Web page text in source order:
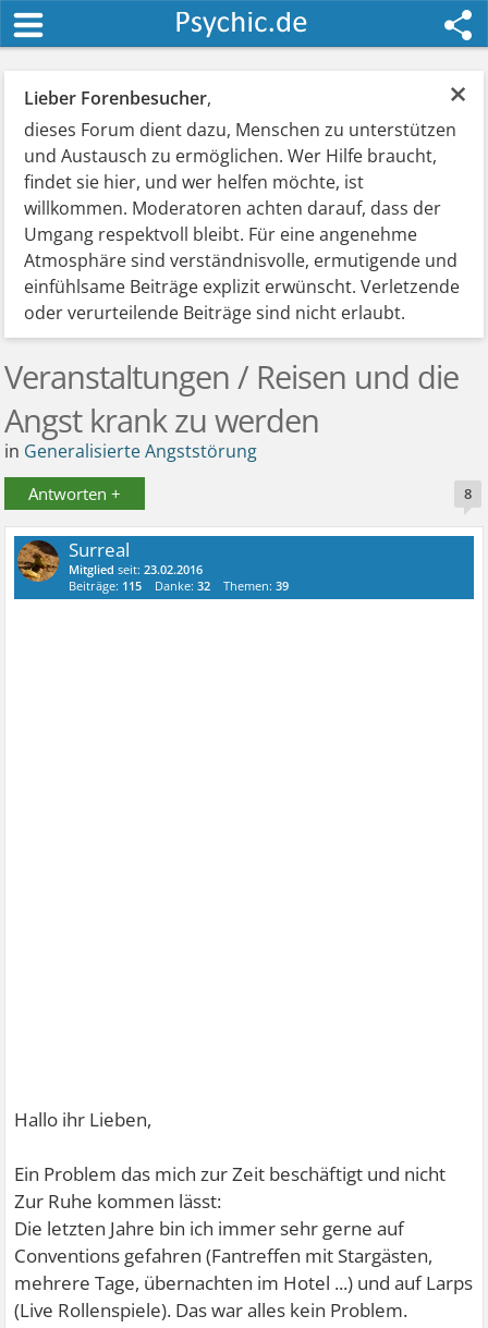
×
Lieber Forenbesucher,
dieses Forum dient dazu, Menschen zu unterstützen
und Austausch zu ermöglichen. Wer Hilfe braucht,
findet sie hier, und wer helfen möchte, ist
willkommen. Moderatoren achten darauf, dass der
Umgang respektvoll bleibt. Für eine angenehme
Atmosphäre sind verständnisvolle, ermutigende und
einfühlsame Beiträge explizit erwünscht. Verletzende
oder verurteilende Beiträge sind nicht erlaubt.
Veranstaltungen / Reisen und die
Angst krank zu werden
in Generalisierte Angststörung
Antworten + 8
Surreal
Mitglied seit:23.02.2016
Beiträge: 115 Danke:32 Themen:39
Hallo ihr Lieben,
Ein Problem das mich zur Zeit beschäftigt und nicht
Zur Ruhe kommen lässt:
Die letzten Jahre bin ich immer sehr gerne auf
Conventions gefahren (Fantreffen mit Stargästen,
mehrere Tage, übernachten im Hotel ...) und auf Larps
(Live Rollenspiele). Das war alles kein Problem.